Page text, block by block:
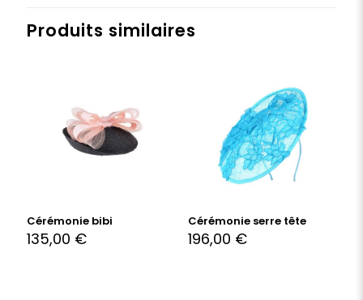
Produits similaires
Cérémonie bibi
135,00 €
Cérémonie serre tête
196,00 €